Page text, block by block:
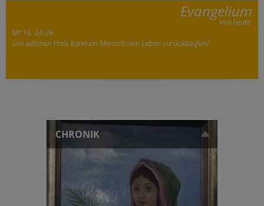
Evangelium
von heute
Mt 16, 24-28
Um welchen Preis kann ein Mensch sein Leben zurückkaufen?
CHRONIK